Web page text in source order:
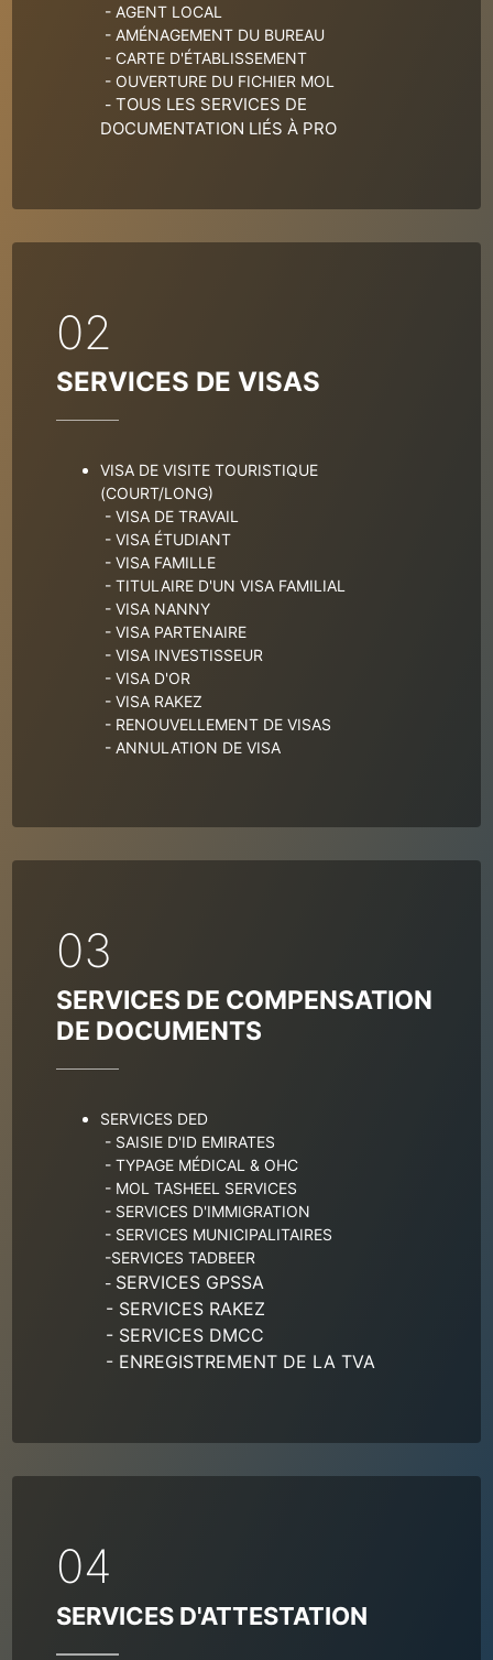
- AGENT LOCAL
- AMÉNAGEMENT DU BUREAU
- CARTE D'ÉTABLISSEMENT
- OUVERTURE DU FICHIER MOL
- TOUS LES SERVICES DE
DOCUMENTATION LIÉS À PRO
02
SERVICES DE VISAS
VISA DE VISITE TOURISTIQUE
(COURT/LONG)
- VISA DE TRAVAIL
- VISA ÉTUDIANT
- VISA FAMILLE
- TITULAIRE D'UN VISA FAMILIAL
- VISA NANNY
- VISA PARTENAIRE
- VISA INVESTISSEUR
- VISA D'OR
- VISA RAKEZ
- RENOUVELLEMENT DE VISAS
- ANNULATION DE VISA
03
SERVICES DE COMPENSATION
DE DOCUMENTS
SERVICES DED
- SAISIE D'ID EMIRATES
- TYPAGE MÉDICAL & OHC
- MOL TASHEEL SERVICES
- SERVICES D'IMMIGRATION
- SERVICES MUNICIPALITAIRES
-SERVICES TADBEER
- SERVICES GPSSA
- SERVICES RAKEZ
- SERVICES DMCC
- ENREGISTREMENT DE LA TVA
04
SERVICES D'ATTESTATION